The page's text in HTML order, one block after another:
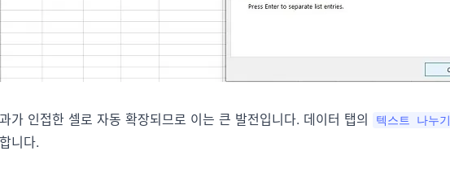
가 인접한 셀로 자동 확장되므로 이는 큰 발전입니다. 데이터 탭의 텍스트 나누기
니다.